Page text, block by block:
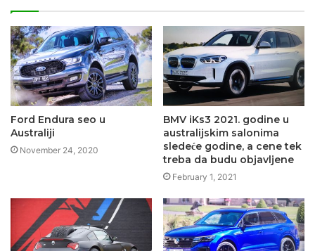
Ford Endura seo u
Australiji
November 24, 2020
BMV iKs3 2021. godine u
australijskim salonima
sledeće godine, a cene tek
treba da budu objavljene
February 1, 2021